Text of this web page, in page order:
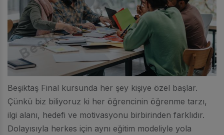
Beşiktaş Final kursunda her şey kişiye özel başlar.
Çünkü biz biliyoruz ki her öğrencinin öğrenme tarzı,
ilgi alanı, hedefi ve motivasyonu birbirinden farklıdır.
Dolayısıyla herkes için aynı eğitim modeliyle yola